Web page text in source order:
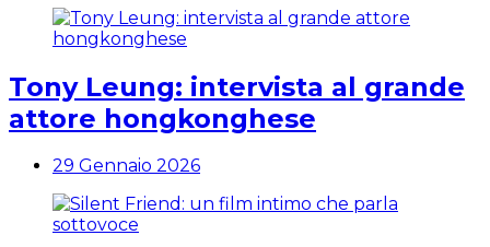
Tony Leung: intervista al grande
attore hongkonghese
29 Gennaio 2026